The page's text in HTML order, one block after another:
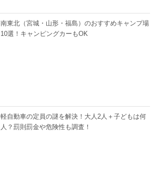
南東北（宮城・山形・福島）のおすすめキャンプ場
10選！キャンピングカーもOK
軽自動車の定員の謎を解決！大人2人＋子どもは何
人？罰則罰金や危険性も調査！